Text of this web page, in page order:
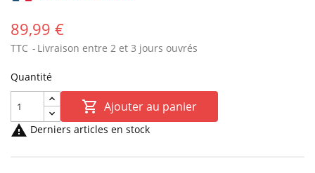
89,99 €
TTC Livraison entre 2 et 3 jours ouvrés
Quantité
 Ajouter au panier
 Derniers articles en stock